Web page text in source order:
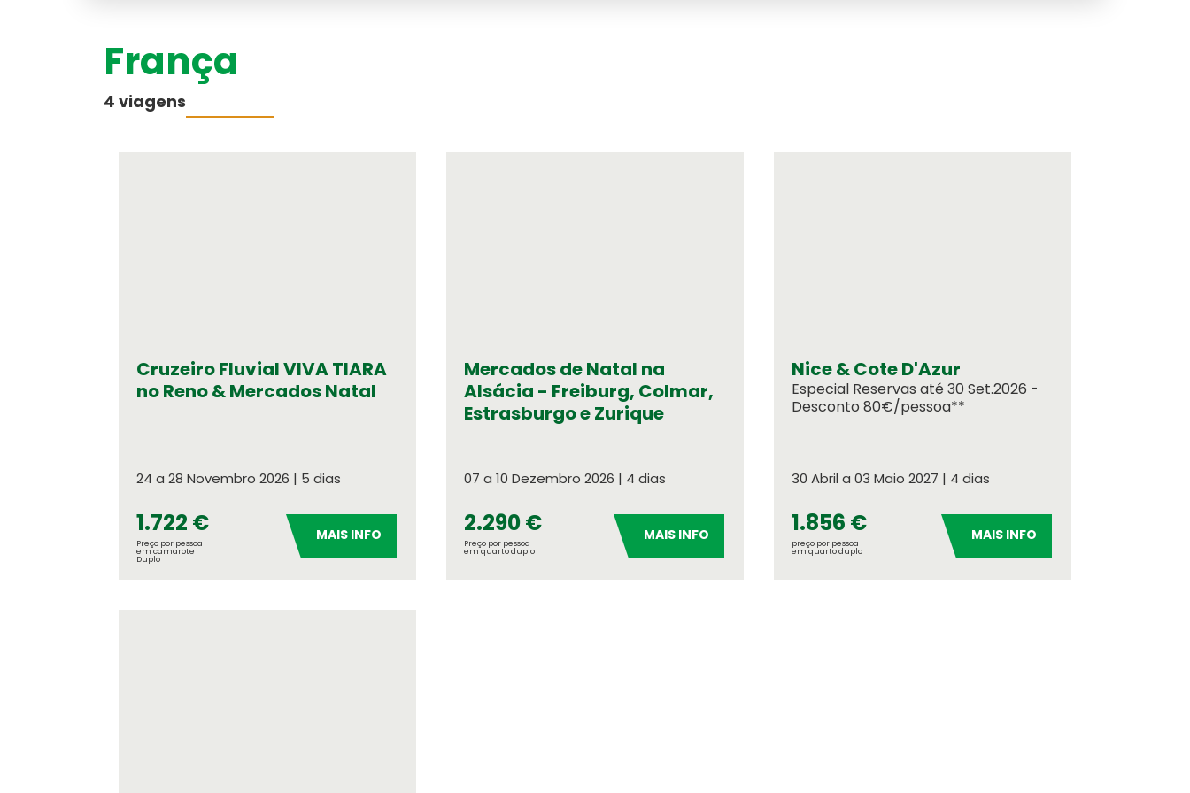
Australásia
Cruzeiros
Consulte o tempo no seu destino Verifique a apólice que se aplica à sua viagem
Números OASIS
Indicadores do nosso sucesso
Informação Institucional
Orgãos Sociais
Relatório e Contas
França
4 viagens
Cruzeiro Fluvial VIVA TIARA
no Reno & Mercados Natal
24 a 28 Novembro 2026 | 5 dias
1.722 €
Preço por pessoa
em camarote
Duplo
MAIS INFO
Mercados de Natal na
Alsácia - Freiburg, Colmar,
Estrasburgo e Zurique
07 a 10 Dezembro 2026 | 4 dias
2.290 €
Preço por pessoa
em quarto duplo
MAIS INFO
Nice & Cote D'Azur
Especial Reservas até 30 Set.2026 -
Desconto 80€/pessoa**
30 Abril a 03 Maio 2027 | 4 dias
1.856 €
preço por pessoa
em quarto duplo
MAIS INFO